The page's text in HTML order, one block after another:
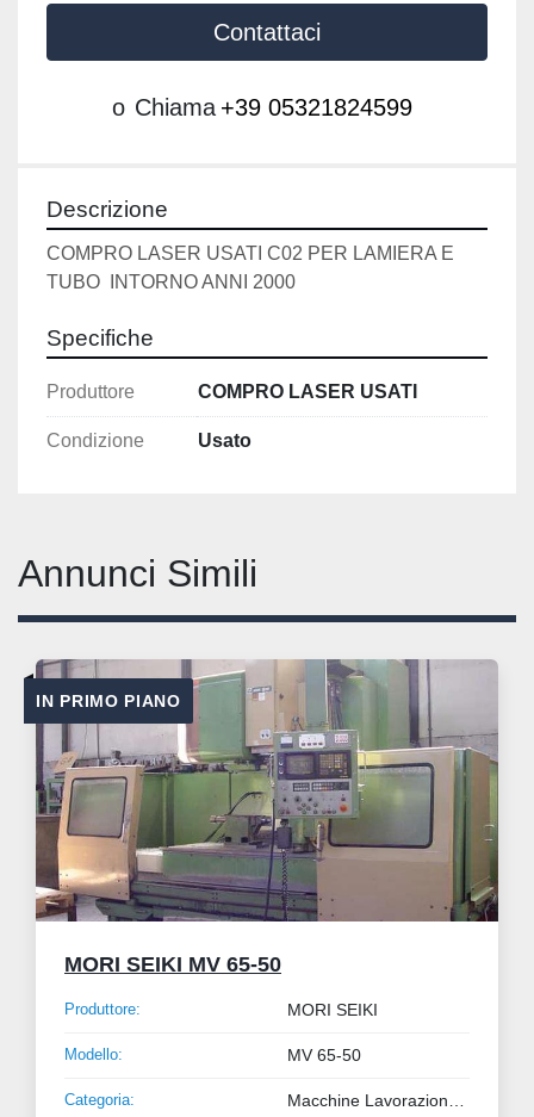
Contattaci
o Chiama +39 05321824599
Descrizione
COMPRO LASER USATI C02 PER LAMIERA E
TUBO  INTORNO ANNI 2000
Specifiche
Produttore COMPRO LASER USATI
Condizione Usato
Annunci Simili
IN PRIMO PIANO
MORI SEIKI MV 65-50
Produttore: MORI SEIKI
Modello: MV 65-50
Categoria: